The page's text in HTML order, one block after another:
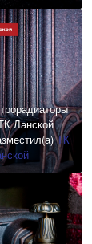
Ланской
ТК